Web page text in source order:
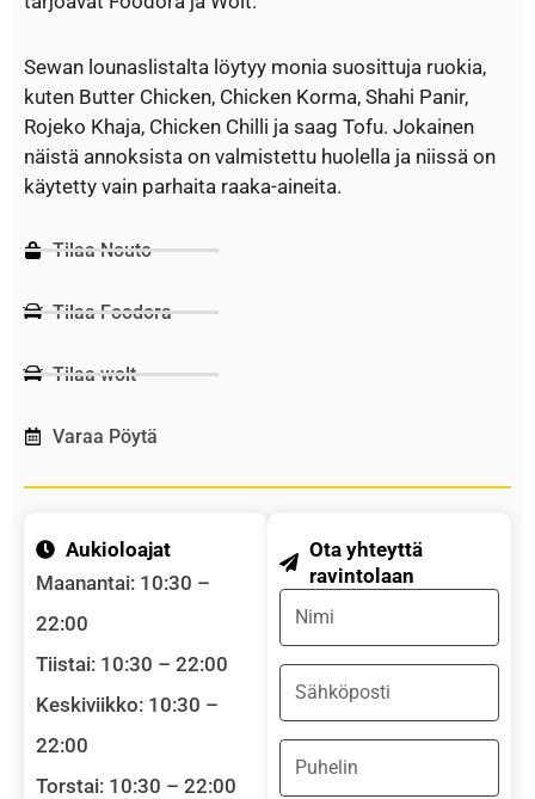
Sewan lounaslistalta löytyy monia suosittuja ruokia,
kuten Butter Chicken, Chicken Korma, Shahi Panir,
Rojeko Khaja, Chicken Chilli ja saag Tofu. Jokainen
näistä annoksista on valmistettu huolella ja niissä on
käytetty vain parhaita raaka-aineita.
Tilaa Nouto
Tilaa Foodora
Tilaa wolt
Varaa Pöytä
Aukioloajat
Maanantai: 10:30 –
22:00
Tiistai: 10:30 – 22:00
Keskiviikko: 10:30 –
22:00
Torstai: 10:30 – 22:00
Ota yhteyttä
ravintolaan
Name
Email
Phone